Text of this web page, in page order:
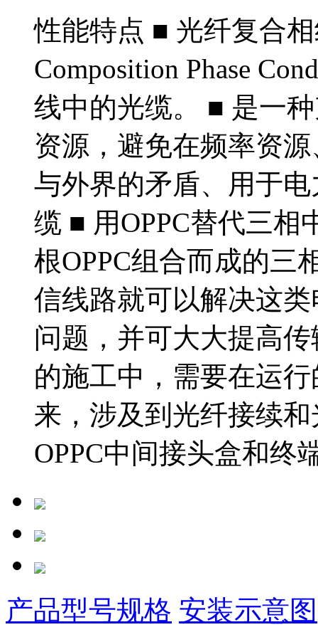
性能特点 ■ 光纤复合相
Composition Phase
线中的光缆。 ■ 是一
资源，避免在频率资
与外界的矛盾、用于
缆 ■ 用OPPC替代三
根OPPC组合而成的三
信线路就可以解决这
问题，并可大大提高
的施工中，需要在运
来，涉及到光纤接续
OPPC中间接头盒和终
产品型号规格 安装示意图